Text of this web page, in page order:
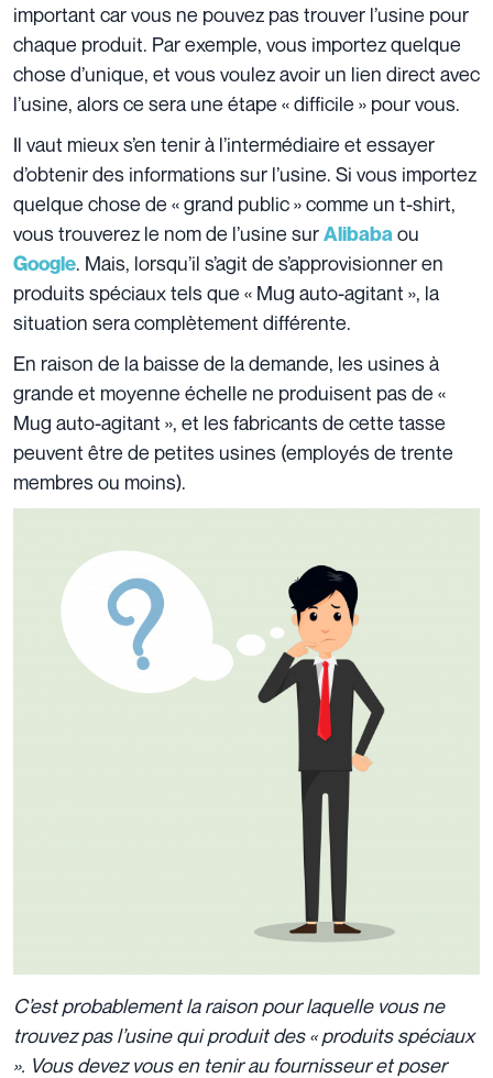
important car vous ne pouvez pas trouver l’usine pour
chaque produit. Par exemple, vous importez quelque
chose d’unique, et vous voulez avoir un lien direct avec
l’usine, alors ce sera une étape « difficile » pour vous.
Il vaut mieux s’en tenir à l’intermédiaire et essayer
d’obtenir des informations sur l’usine. Si vous importez
quelque chose de « grand public » comme un t-shirt,
vous trouverez le nom de l’usine surAlibaba ou
Google. Mais, lorsqu’il s’agit de s’approvisionner en
produits spéciaux tels que « Mug auto-agitant », la
situation sera complètement différente.
En raison de la baisse de la demande, les usines à
grande et moyenne échelle ne produisent pas de «
Mug auto-agitant », et les fabricants de cette tasse
peuvent être de petites usines (employés de trente
membres ou moins).
C’est probablement la raison pour laquelle vous ne
trouvez pas l’usine qui produit des « produits spéciaux
». Vous devez vous en tenir au fournisseur et poser